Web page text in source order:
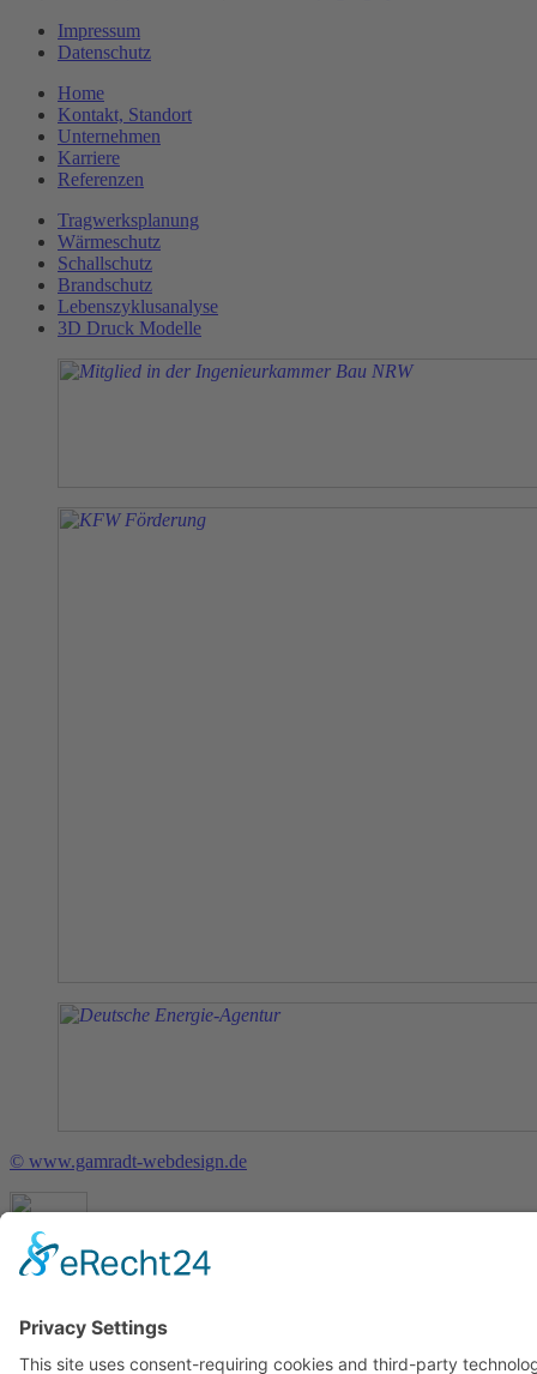
Impressum
Datenschutz
Home
Kontakt, Standort
Unternehmen
Karriere
Referenzen
Tragwerksplanung
Wärmeschutz
Schallschutz
Brandschutz
Lebenszyklusanalyse
3D Druck Modelle
© www.gamradt-webdesign.de